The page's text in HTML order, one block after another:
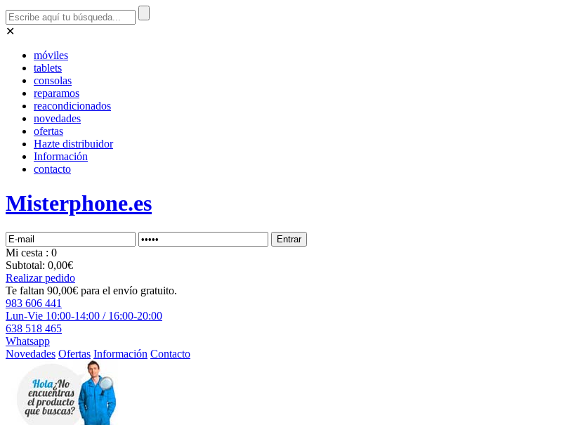
✕
móviles
tablets
consolas
reparamos
reacondicionados
novedades
ofertas
Hazte distribuidor
Información
contacto
Misterphone.es
Mi cesta : 0
Subtotal: 0,00€
Realizar pedido
Te faltan 90,00€ para el envío gratuito.
983 606 441
Lun-Vie 10:00-14:00 / 16:00-20:00
638 518 465
Whatsapp
Novedades Ofertas Información Contacto